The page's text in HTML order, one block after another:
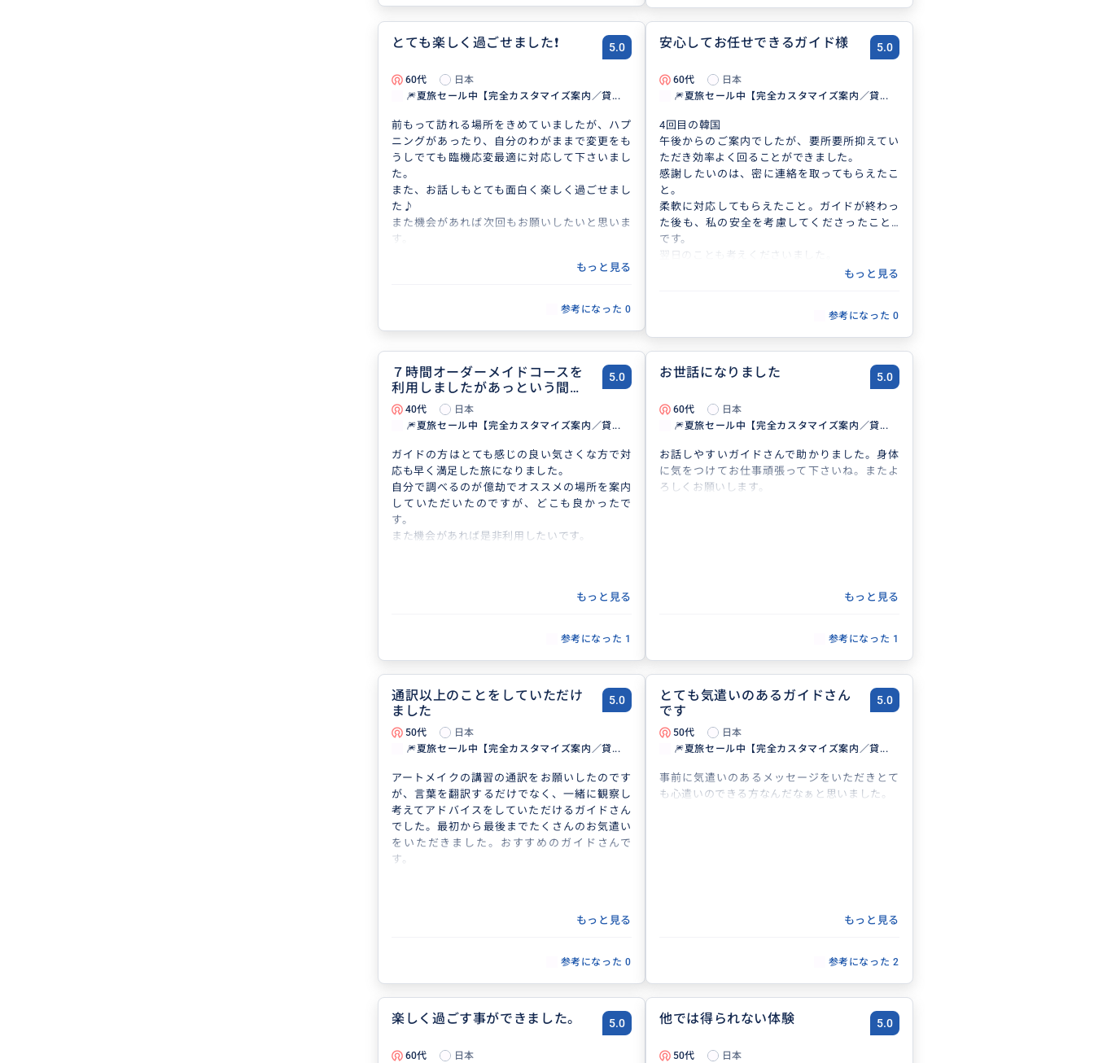
初めての不安もなく思い出に残る最高の旅にな
りました。また機会があれば利用したいです
とても楽しく過ごせました❗️ 5.0
60代
日本
🎆夏旅セール中【完全カスタマイズ案内／貸...
前もって訪れる場所をきめていましたが、ハプ
ニングがあったり、自分のわがままで変更をも
うしでても臨機応変最適に対応して下さいまし
た。
また、お話しもとても面白く楽しく過ごせまし
た♪
また機会があれば次回もお願いしたいと思いま
す。
もっと見る
参考になった 0
安心してお任せできるガイド様 5.0
60代
日本
🎆夏旅セール中【完全カスタマイズ案内／貸...
4回目の韓国
午後からのご案内でしたが、要所要所抑えてい
ただき効率よく回ることができました。
感謝したいのは、密に連絡を取ってもらえたこ
と。
柔軟に対応してもらえたこと。ガイドが終わっ
た後も、私の安全を考慮してくださったこと…
です。
翌日のことも考えくださいました。
すべて善意から出たことであり、お人柄がしの
もっと見る
参考になった 0
７時間オーダーメイドコースを
利用しましたがあっという間の
７時
5.0
40代
日本
🎆夏旅セール中【完全カスタマイズ案内／貸...
ガイドの方はとても感じの良い気さくな方で対
応も早く満足した旅になりました。
自分で調べるのが億劫でオススメの場所を案内
していただいたのですが、どこも良かったで
す。
また機会があれば是非利用したいです。
もっと見る
参考になった 1
お世話になりました 5.0
60代
日本
🎆夏旅セール中【完全カスタマイズ案内／貸...
お話しやすいガイドさんで助かりました。身体
に気をつけてお仕事頑張って下さいね。またよ
ろしくお願いします。
もっと見る
参考になった 1
通訳以上のことをしていただけ
ました
5.0
50代
日本
🎆夏旅セール中【完全カスタマイズ案内／貸...
アートメイクの講習の通訳をお願いしたのです
が、言葉を翻訳するだけでなく、一緒に観察し
考えてアドバイスをしていただけるガイドさん
でした。最初から最後までたくさんのお気遣い
をいただきました。おすすめのガイドさんで
す。
もっと見る
参考になった 0
とても気遣いのあるガイドさん
です
5.0
50代
日本
🎆夏旅セール中【完全カスタマイズ案内／貸...
事前に気遣いのあるメッセージをいただきとて
も心遣いのできる方なんだなぁと思いました。
もっと見る
参考になった 2
楽しく過ごす事ができました。 5.0
60代
日本
他では得られない体験 5.0
50代
日本